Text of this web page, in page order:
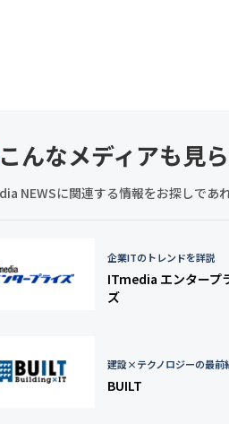
こんなメディアも見
NEWSに関連する情報をお探しであ
企業ITのトレンドを詳説
ITmedia エンタープ
ズ
建設×テクノロジーの最前
BUILT